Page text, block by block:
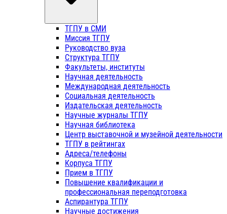
ТГПУ в СМИ
Миссия ТГПУ
Руководство вуза
Структура ТГПУ
Факультеты, институты
Научная деятельность
Международная деятельность
Социальная деятельность
Издательская деятельность
Научные журналы ТГПУ
Научная библиотека
Центр выставочной и музейной деятельности
ТГПУ в рейтингах
Адреса/телефоны
Корпуса ТГПУ
Прием в ТГПУ
Повышение квалификации и
профессиональная переподготовка
Аспирантура ТГПУ
Научные достижения